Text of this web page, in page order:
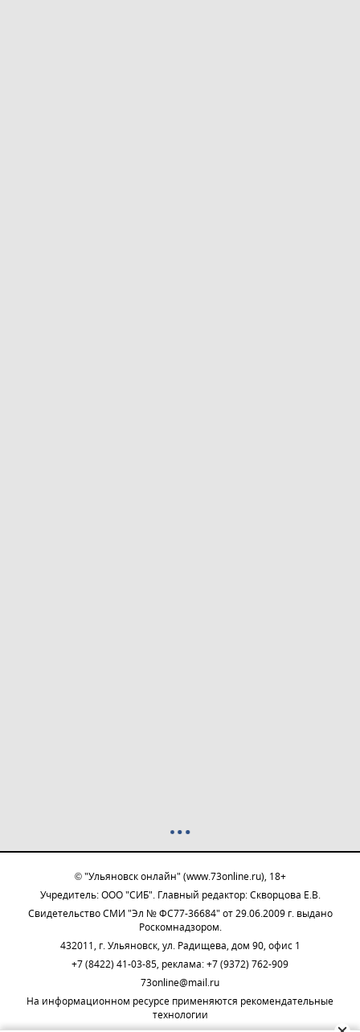
© "Ульяновск онлайн" (www.73online.ru), 18+
Учредитель: ООО "СИБ". Главный редактор: Скворцова Е.В.
Свидетельство СМИ "Эл № ФС77-36684" от 29.06.2009 г. выдано
Роскомнадзором.
432011, г. Ульяновск, ул. Радищева, дом 90, офис 1
+7 (8422) 41-03-85, реклама: +7 (9372) 762-909
73online@mail.ru
На информационном ресурсе применяются рекомендательные
технологии